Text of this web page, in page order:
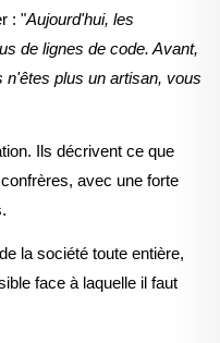
: "Aujourd'hui, les
de lignes de code. Avant,
n'êtes plus un artisan, vous
Ils décrivent ce que
avec une forte
la société toute entière,
face à laquelle il faut